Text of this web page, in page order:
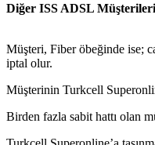
Diğer ISS ADSL Müşterileri
Müşteri, Fiber öbeğinde ise;
iptal olur.
Müşterinin Turkcell
Birden fazla sabit hattı olan